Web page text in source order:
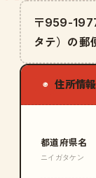
〒959-
タテ）の郵
◉ 住所情報
都道府県名
ニイガタケン